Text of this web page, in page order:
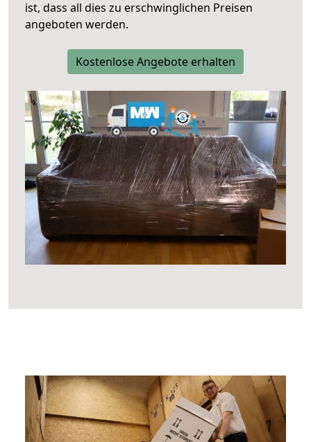
ist, dass all dies zu erschwinglichen Preisen
angeboten werden.
Kostenlose Angebote erhalten